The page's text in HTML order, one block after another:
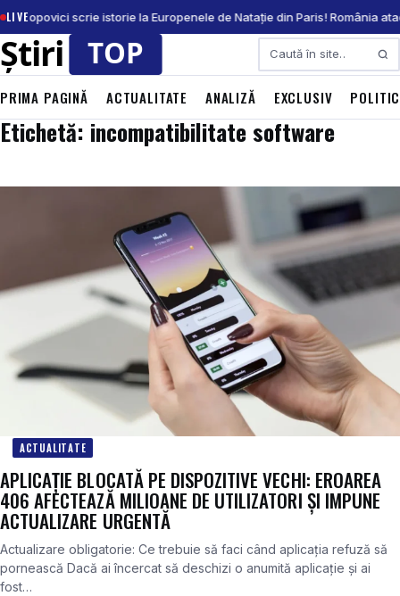
LIVEPopovici scrie istorie la Europenele de Natație din Paris! România
Caută
PRIMA PAGINĂ ACTUALITATE ANALIZĂ EXCLUSIV
Etichetă: incompatibilitate software
ACTUALITATE
APLICAȚIE BLOCATĂ PE DISPOZITIVE VECHI: EROAREA
406 AFECTEAZĂ MILIOANE DE UTILIZATORI ȘI IMPUNE
ACTUALIZARE URGENTĂ
Actualizare obligatorie: Ce trebuie să faci când aplicația refuză să
pornească Dacă ai încercat să deschizi o anumită aplicație și ai
fost…